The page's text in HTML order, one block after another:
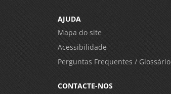
AJUDA
Mapa do site
Acessibilidade
Perguntas Frequentes / Glossário
CONTACTE-NOS